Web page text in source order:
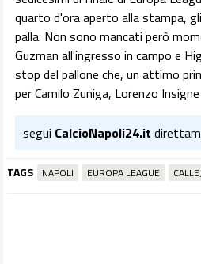
quarto d'ora aperto alla stampa,
palla. Non sono mancati però
Guzman all'ingresso in campo e
stop del pallone che, un attimo
per Camilo Zuniga, Lorenzo
segui CalcioNapoli24.it
TAGS NAPOLI EUROPA LEAGUE